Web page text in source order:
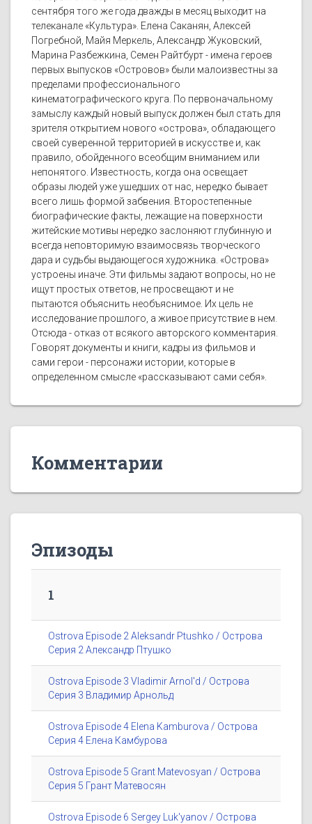
сентября того же года дважды в месяц выходит на
телеканале «Культура». Елена Саканян, Алексей
Погребной, Майя Меркель, Александр Жуковский,
Марина Разбежкина, Семен Райтбурт - имена героев
первых выпусков «Островов» были малоизвестны за
пределами профессионального
кинематографического круга. По первоначальному
замыслу каждый новый выпуск должен был стать для
зрителя открытием нового «острова», обладающего
своей суверенной территорией в искусстве и, как
правило, обойденного всеобщим вниманием или
непонятого. Известность, когда она освещает
образы людей уже ушедших от нас, нередко бывает
всего лишь формой забвения. Второстепенные
биографические факты, лежащие на поверхности
житейские мотивы нередко заслоняют глубинную и
всегда неповторимую взаимосвязь творческого
дара и судьбы выдающегося художника. «Острова»
устроены иначе. Эти фильмы задают вопросы, но не
ищут простых ответов, не просвещают и не
пытаются объяснить необъяснимое. Их цель не
исследование прошлого, а живое присутствие в нем.
Отсюда - отказ от всякого авторского комментария.
Говорят документы и книги, кадры из фильмов и
сами герои - персонажи истории, которые в
определенном смысле «рассказывают сами себя».
Комментарии
Эпизоды
1
Ostrova Episode 2 Aleksandr Ptushko / Острова
Серия 2 Александр Птушко
Ostrova Episode 3 Vladimir Arnol'd / Острова
Серия 3 Владимир Арнольд
Ostrova Episode 4 Elena Kamburova / Острова
Серия 4 Елена Камбурова
Ostrova Episode 5 Grant Matevosyan / Острова
Серия 5 Грант Матевосян
Ostrova Episode 6 Sergey Luk'yanov / Острова